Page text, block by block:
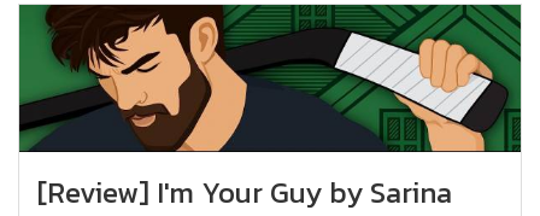
[Review] I'm Your Guy by Sarina